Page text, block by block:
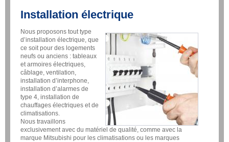
Installation électrique
Nous proposons tout type
d’installation électrique, que
ce soit pour des logements
neufs ou anciens : tableaux
et armoires électriques,
câblage, ventilation,
installation d’interphone,
installation d’alarmes de
type 4, installation de
chauffages électriques et de
climatisations.
Nous travaillons
exclusivement avec du matériel de qualité, comme avec la
marque Mitsubishi pour les climatisations ou les marques